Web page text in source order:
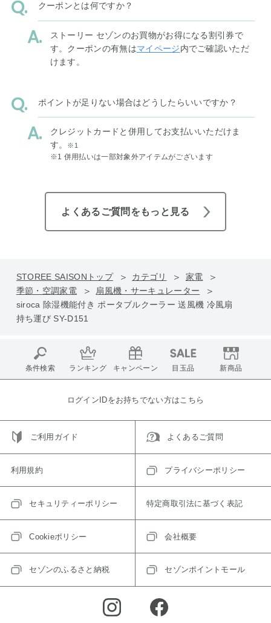
クーポンとは何ですか？
ストーリー セゾンのお買物がお得になる割引券で
す。クーポンの有無はマイページ内でご確認いただ
けます。
ポイントが足りない場合はどうしたらいいですか？
クレジットカードと併用してお支払いいただけま
す。
※1
※1 併用払いは一部対象外アイテムがございます
よくあるご質問をもっと見る
STOREE SAISONトップ カテゴリ
家電
季節・空調家電
扇風機・サーキュレーター
siroca 除湿機能付き ポータブルクーラー 送風機 冷風扇
持ち運び SY-D151
条件検索 ランキング キャンペーン 目玉品 新商品
ログインIDをお持ちでない方はこちら
ご利用ガイド よくあるご質問
利用規約 プライバシーポリシー
セキュリティーポリシー 特定商取引法に基づく表記
Cookieポリシー 会社概要
セゾンのふるさと納税 セゾンポイントモール